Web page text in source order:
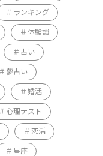
ランキング
体験談
占い
夢占い
婚活
心理テスト
恋活
星座